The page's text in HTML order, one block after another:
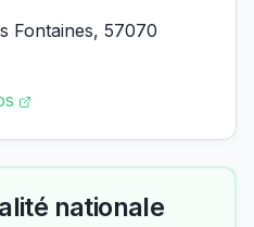
Fontaines, 57070
nationale